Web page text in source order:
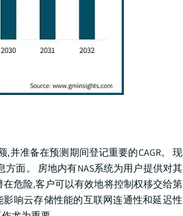
并准备在预测期间登记重要的CAGR。 现
面。 房地内有NAS系统为用户提供对其
危险,客户可以有效地将控制权移交给第
响云存储性能的互联网连通性和延迟性